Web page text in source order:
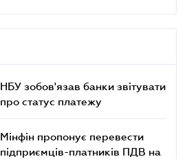
НБУ зобов'язав банки звітувати
про статус платежу
Мінфін пропонує перевести
підприємців-платників ПДВ на